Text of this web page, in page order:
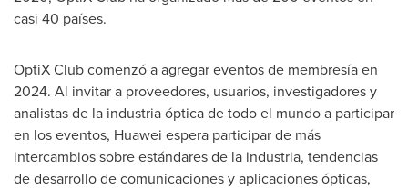
casi 40 países.
OptiX Club comenzó a agregar eventos de membresía en
2024. Al invitar a proveedores, usuarios, investigadores y
analistas de la industria óptica de todo el mundo a participar
en los eventos, Huawei espera participar de más
intercambios sobre estándares de la industria, tendencias
de desarrollo de comunicaciones y aplicaciones ópticas,